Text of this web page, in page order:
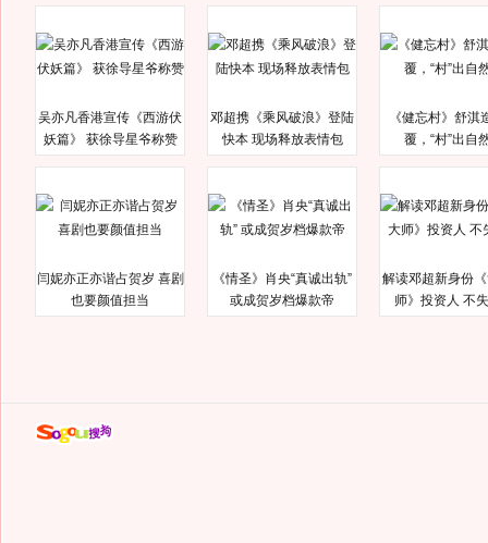
吴亦凡香港宣传《西游伏
妖篇》 获徐导星爷称赞
邓超携《乘风破浪》登陆
快本 现场释放表情包
《健忘村》舒淇
覆，“村”出自
闫妮亦正亦谐占贺岁 喜剧
也要颜值担当
《情圣》肖央“真诚出轨”
或成贺岁档爆款帝
解读邓超新身份
师》投资人 不